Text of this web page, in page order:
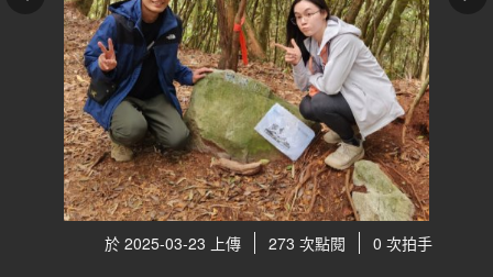
於 2025-03-23 上傳 273 次點閱 0 次拍手